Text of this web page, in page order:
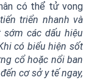
có thể tử vong
triển nhanh và
sớm các dấu hiệu
có biểu hiện sốt
cổ hoặc nổi ban
cơ sở y tế ngay,